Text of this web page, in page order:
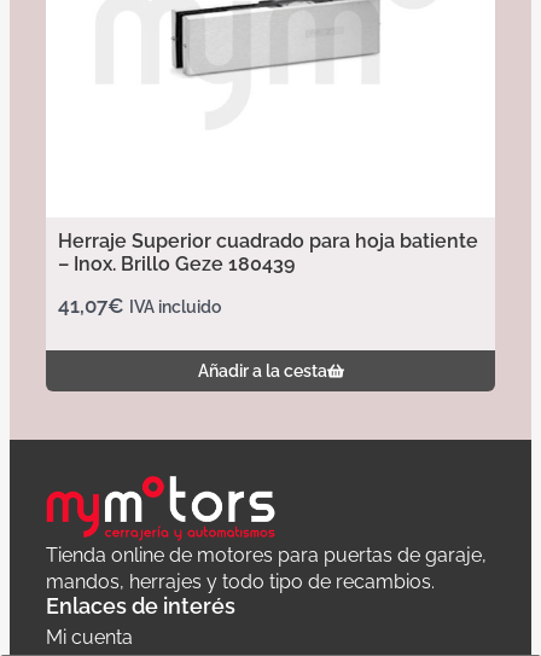
Herraje Superior cuadrado para hoja batiente
– Inox. Brillo Geze 180439
41,07€ IVA incluido
Añadir a la cesta
Tienda online de motores para puertas de garaje,
mandos, herrajes y todo tipo de recambios.
Enlaces de interés
Mi cuenta